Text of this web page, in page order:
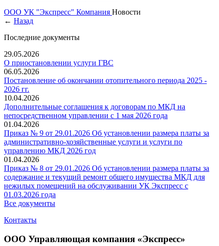
ООО УК "Экспресс" Компания Новости
← Назад
Последние документы
29.05.2026
О приостановлении услуги ГВС
06.05.2026
Постановление об окончании отопительного периода 2025 -
2026 гг.
10.04.2026
Дополнительные соглашения к договорам по МКД на
непосредственном управлении с 1 мая 2026 года
01.04.2026
Приказ № 9 от 29.01.2026 Об установлении размера платы за
административно-хозяйственные услуги и услуги по
управлению МКД 2026 год
01.04.2026
Приказ № 8 от 29.01.2026 Об установлении размера платы за
содержание и текущий ремонт общего имущества МКД для
нежилых помещений на обслуживании УК Экспресс с
01.03.2026 года
Все документы
Контакты
ООО Управляющая компания «Экспресс»